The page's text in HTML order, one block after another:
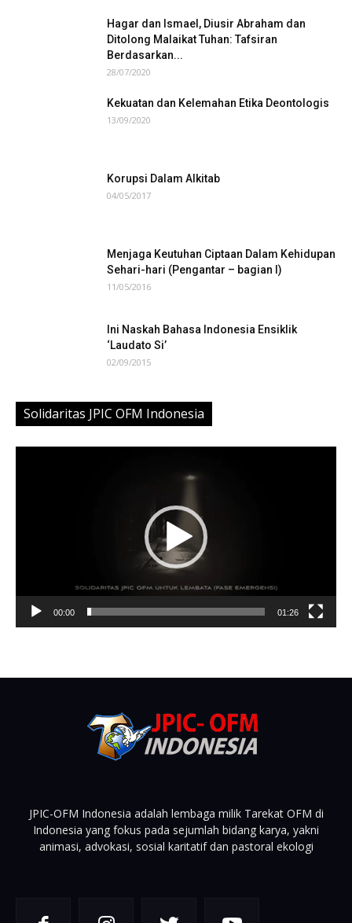
Hagar dan Ismael, Diusir Abraham dan
Ditolong Malaikat Tuhan: Tafsiran
Berdasarkan...
28/07/2020
Kekuatan dan Kelemahan Etika Deontologis
13/09/2020
Korupsi Dalam Alkitab
04/05/2017
Menjaga Keutuhan Ciptaan Dalam Kehidupan
Sehari-hari (Pengantar – bagian I)
11/05/2016
Ini Naskah Bahasa Indonesia Ensiklik
‘Laudato Si’
02/09/2015
Solidaritas JPIC OFM Indonesia
00:00 01:26
JPIC-OFM Indonesia adalah lembaga milik Tarekat OFM di
Indonesia yang fokus pada sejumlah bidang karya, yakni
animasi, advokasi, sosial karitatif dan pastoral ekologi